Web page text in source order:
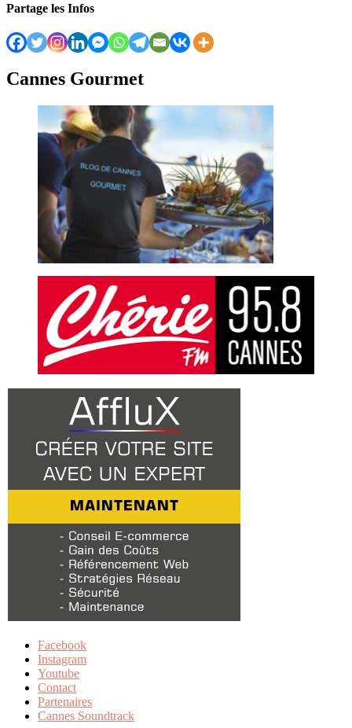
Partage les Infos
Cannes Gourmet
Facebook
Instagram
Youtube
Contact
Partenaires
Cannes Soundtrack